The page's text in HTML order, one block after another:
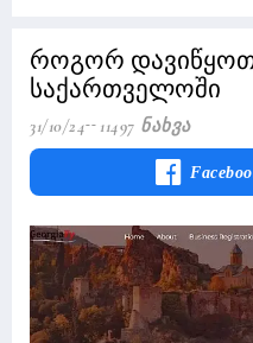
როგორ დავიწყოთ
საქართველოში
31/10/24 11497 Ნახვა